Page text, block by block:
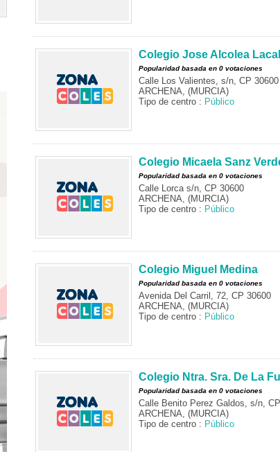
Colegio Jose Alcolea Lacal
Popularidad basada en 0 votaciones
Calle Los Valientes, s/n, CP 30600
ARCHENA, (MURCIA)
Tipo de centro : Público
Colegio Micaela Sanz
Popularidad basada en 0 votaciones
Calle Lorca s/n, CP 30600
ARCHENA, (MURCIA)
Tipo de centro : Público
Colegio Miguel Medina
Popularidad basada en 0 votaciones
Avenida Del Carril, 72, CP 30600
ARCHENA, (MURCIA)
Tipo de centro : Público
Colegio Ntra. Sra. De La
Popularidad basada en 0 votaciones
Calle Benito Perez Galdos, s/n,
ARCHENA, (MURCIA)
Tipo de centro : Público